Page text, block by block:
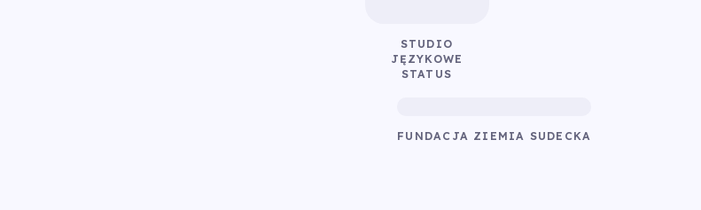
STUDIO
JĘZYKOWE
STATUS
FUNDACJA ZIEMIA SUDECKA